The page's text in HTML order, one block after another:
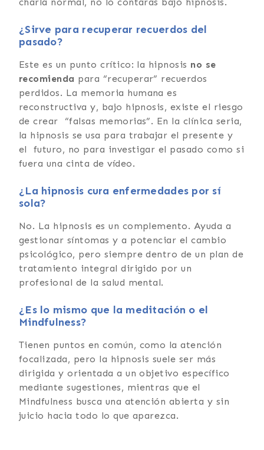
¿Sirve para recuperar recuerdos del
pasado?
Este es un punto crítico: la hipnosis no se
recomienda para “recuperar” recuerdos
perdidos. La memoria humana es
reconstructiva y, bajo hipnosis, existe el riesgo
de crear “falsas memorias”. En la clínica seria,
la hipnosis se usa para trabajar el presente y
el futuro, no para investigar el pasado como si
fuera una cinta de vídeo.
¿La hipnosis cura enfermedades por sí
sola?
No. La hipnosis es un complemento. Ayuda a
gestionar síntomas y a potenciar el cambio
psicológico, pero siempre dentro de un plan de
tratamiento integral dirigido por un
profesional de la salud mental.
¿Es lo mismo que la meditación o el
Mindfulness?
Tienen puntos en común, como la atención
focalizada, pero la hipnosis suele ser más
dirigida y orientada a un objetivo específico
mediante sugestiones, mientras que el
Mindfulness busca una atención abierta y sin
juicio hacia todo lo que aparezca.